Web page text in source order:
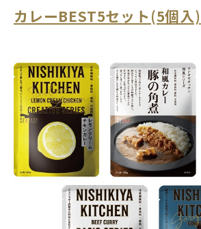
カレーBEST5セット(5個入)